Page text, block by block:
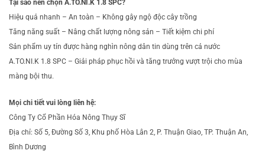
Tại sao nên chọn A.TO.NI.K 1.8 SPC?
Hiệu quả nhanh – An toàn – Không gây ngộ độc cây trồng
Tăng năng suất – Nâng chất lượng nông sản – Tiết kiệm chi phí
Sản phẩm uy tín được hàng nghìn nông dân tin dùng trên cả nước
A.TO.NI.K 1.8 SPC – Giải pháp phục hồi và tăng trưởng vượt trội cho mùa
màng bội thu.
Mọi chi tiết vui lòng liên hệ:
Công Ty Cổ Phần Hóa Nông Thụy Sĩ
Địa chỉ: Số 5, Đường Số 3, Khu phố Hòa Lân 2, P. Thuận Giao, TP. Thuận An,
Bình Dương